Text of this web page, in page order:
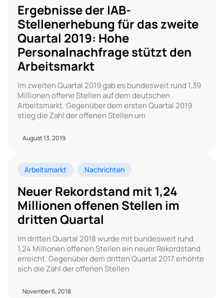
Ergebnisse der IAB-
Stellenerhebung für das zweite
Quartal 2019: Hohe
Personalnachfrage stützt den
Arbeitsmarkt
Im zweiten Quartal 2019 gab es bundesweit rund 1,39
Millionen offene Stellen auf dem deutschen
Arbeitsmarkt. Gegenüber dem ersten Quartal 2019
stieg die Zahl der offenen Stellen um
August 13, 2019
Arbeitsmarkt Nachrichten
Neuer Rekordstand mit 1,24
Millionen offenen Stellen im
dritten Quartal
Im dritten Quartal 2018 wurde mit bundesweit rund
1,24 Millionen offenen Stellen ein neuer Rekordstand
erreicht. Gegenüber dem dritten Quartal 2017 erhöhte
sich die Zahl der offenen Stellen
November 6, 2018